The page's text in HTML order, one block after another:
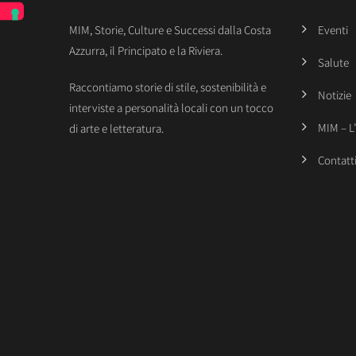
MIM, Storie, Culture e Successi dalla Costa
Azzurra, il Principato e la Riviera.
Raccontiamo storie di stile, sostenibilità e
interviste a personalità locali con un tocco
di arte e letteratura.
Eventi
Salute
Notizie
MIM –
Contatti